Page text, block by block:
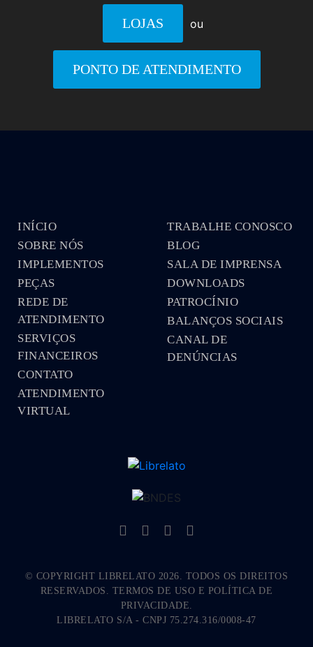
LOJAS ou
PONTO DE ATENDIMENTO
INÍCIO
SOBRE NÓS
IMPLEMENTOS
PEÇAS
REDE DE
ATENDIMENTO
SERVIÇOS
FINANCEIROS
CONTATO
ATENDIMENTO
VIRTUAL
TRABALHE CONOSCO
BLOG
SALA DE IMPRENSA
DOWNLOADS
PATROCÍNIO
BALANÇOS SOCIAIS
CANAL DE
DENÚNCIAS
© COPYRIGHT LIBRELATO 2026. TODOS OS DIREITOS
RESERVADOS. TERMOS DE USO E POLÍTICA DE
PRIVACIDADE.
LIBRELATO S/A - CNPJ 75.274.316/0008-47